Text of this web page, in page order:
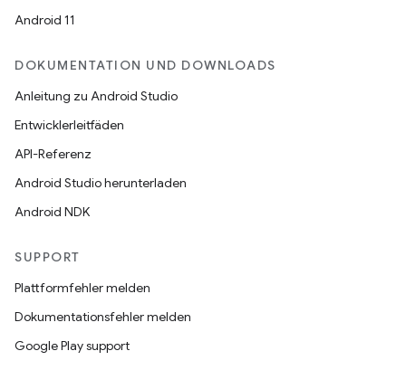
Android 11
DOKUMENTATION UND DOWNLOADS
Anleitung zu Android Studio
Entwicklerleitfäden
API-Referenz
Android Studio herunterladen
Android NDK
SUPPORT
Plattformfehler melden
Dokumentationsfehler melden
Google Play support